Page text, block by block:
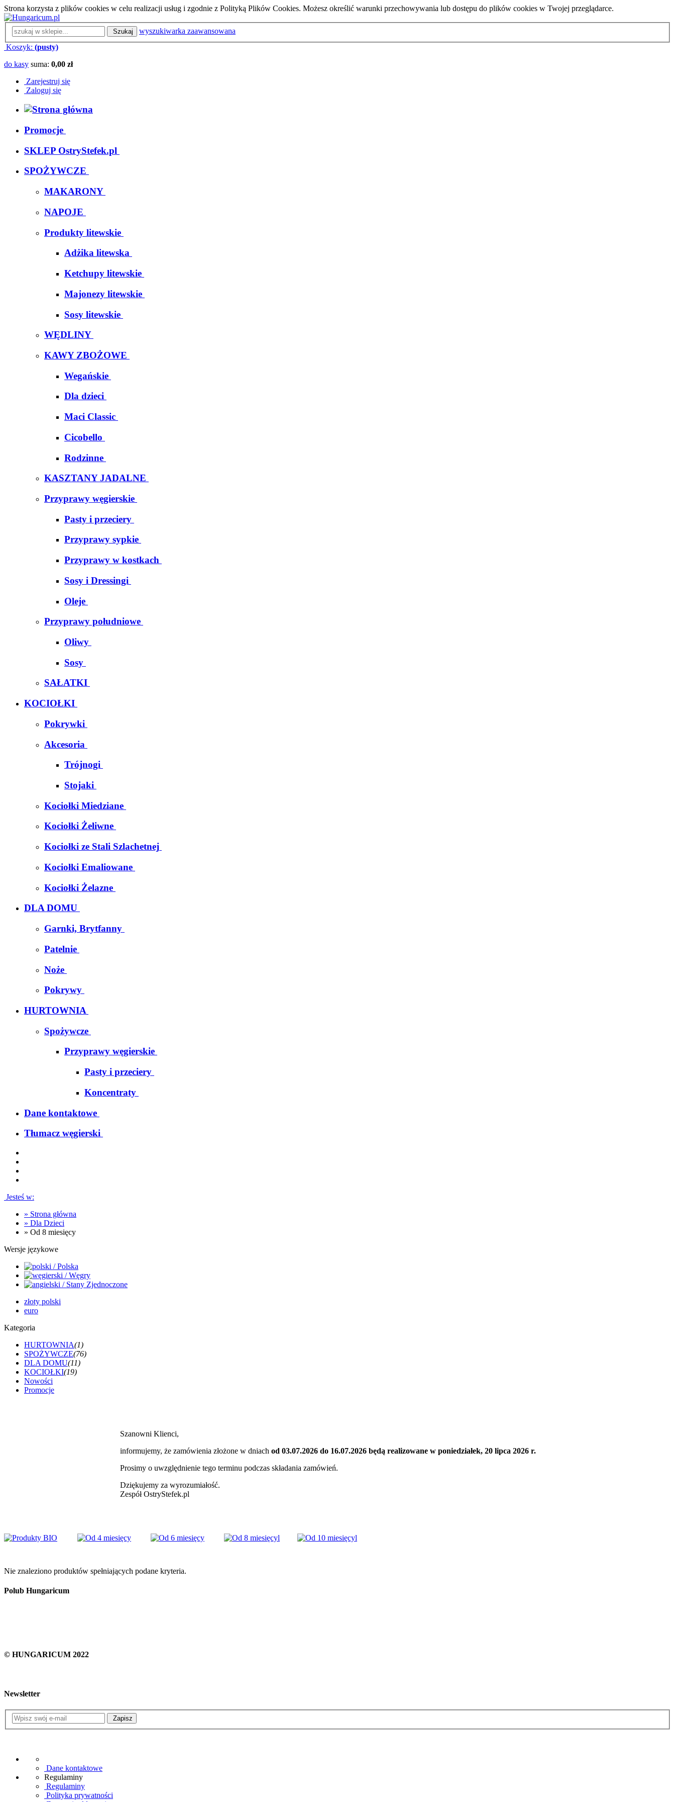
Strona korzysta z plików cookies w celu realizacji usług i zgodnie z Polityką Plików Cookies. Możesz określić warunki przechowywania lub dostępu do plików cookies w Twojej przeglądarce.
Szukaj
wyszukiwarka zaawansowana
Koszyk: (pusty)
do kasy suma: 0,00 zł
Zarejestruj się
Zaloguj się
Promocje
SKLEP OstryStefek.pl
SPOŻYWCZE
MAKARONY
NAPOJE
Produkty litewskie
Adżika litewska
Ketchupy litewskie
Majonezy litewskie
Sosy litewskie
WĘDLINY
KAWY ZBOŻOWE
Wegańskie
Dla dzieci
Maci Classic
Cicobello
Rodzinne
KASZTANY JADALNE
Przyprawy węgierskie
Pasty i przeciery
Przyprawy sypkie
Przyprawy w kostkach
Sosy i Dressingi
Oleje
Przyprawy południowe
Oliwy
Sosy
SAŁATKI
KOCIOŁKI
Pokrywki
Akcesoria
Trójnogi
Stojaki
Kociołki Miedziane
Kociołki Żeliwne
Kociołki ze Stali Szlachetnej
Kociołki Emaliowane
Kociołki Żelazne
DLA DOMU
Garnki, Brytfanny
Patelnie
Noże
Pokrywy
HURTOWNIA
Spożywcze
Przyprawy węgierskie
Pasty i przeciery
Koncentraty
Dane kontaktowe
Tłumacz węgierski
Jesteś w:
» Strona główna
» Dla Dzieci
» Od 8 miesięcy
Wersje językowe
złoty polski
euro
Kategoria
HURTOWNIA(1)
SPOŻYWCZE(76)
DLA DOMU(11)
KOCIOŁKI(19)
Nowości
Promocje
Szanowni Klienci,
informujemy, że zamówienia złożone w dniach od 03.07.2026 do 16.07.2026 będą realizowane w poniedziałek, 20 lipca 2026 r.
Prosimy o uwzględnienie tego terminu podczas składania zamówień.
Dziękujemy za wyrozumiałość.
Zespół OstryStefek.pl
Nie znaleziono produktów spełniających podane kryteria.
Polub Hungaricum
© HUNGARICUM 2022
Newsletter
Zapisz
Dane kontaktowe
Regulaminy
Regulaminy
Polityka prywatności